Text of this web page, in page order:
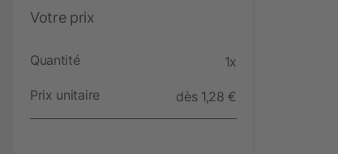
Votre prix
Quantité 1x
Prix unitaire dès 1,28 €